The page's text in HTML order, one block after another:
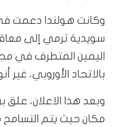
وكانت هولندا دعمت في
سويدية ترمي إلى
اليمين المتطرف في
بالاتحاد الأوروبي، غير
وبعد هذا الاعلان،
مكان حيث يتم التسامح